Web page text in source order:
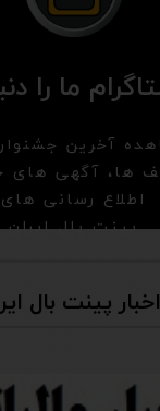
ما را
آخرین
ها، آگهی های
اطلاع رسانی های
پینت بال ایران
اخبار پینت بال